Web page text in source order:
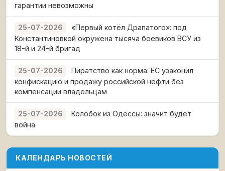
гарантии невозможны
25-07-2026
«Первый котёл Драпатого»: под
Константиновкой окружена тысяча боевиков ВСУ из
18-й и 24-й бригад
25-07-2026
Пиратство как норма: ЕС узаконил
конфискацию и продажу российской нефти без
компенсации владельцам
25-07-2026
Колобок из Одессы: значит будет
война
КАЛЕНДАРЬ НОВОСТЕЙ